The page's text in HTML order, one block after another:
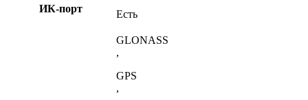
ИК-порт
Есть
GLONASS
,
GPS
,